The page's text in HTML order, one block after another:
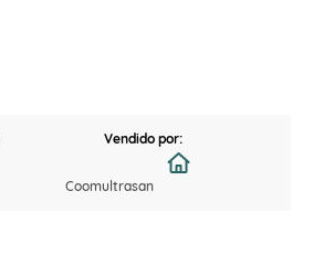
Vendido por:
Coomultrasan